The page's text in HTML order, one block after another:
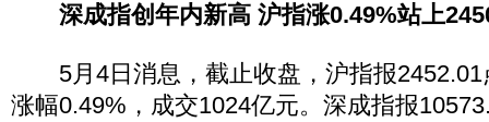
深成指创年内新高 沪指涨0.49%站上
5月4日消息，截止收盘，沪指报2452.01
涨幅0.49%，成交1024亿元。深成指报